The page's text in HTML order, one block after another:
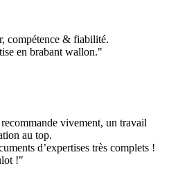
compétence & fiabilité.
en brabant wallon."
vivement, un travail
au top.
d’expertises très complets !
!"